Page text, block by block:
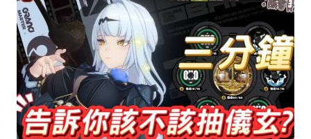
達
人
推
薦
戲
科
技
自
媒
體。